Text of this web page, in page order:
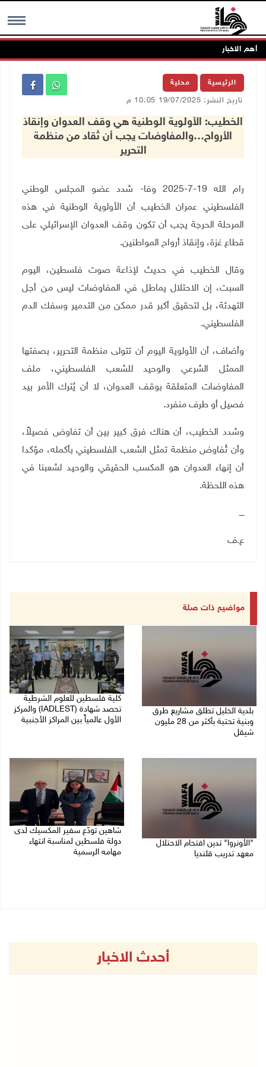
MENU أهم الاخبار
الرئيسية محلية
تاريخ النشر: 19/07/2025 10:05 م
الخطيب: الأولوية الوطنية هي وقف العدوان وإنقاذ
الأرواح…والمفاوضات يجب أن تُقاد من منظمة
التحرير
رام الله 19-7-2025 وفا- شدد عضو المجلس الوطني
الفلسطيني عمران الخطيب أن الأولوية الوطنية في هذه
المرحلة الحرجة يجب أن تكون وقف العدوان الإسرائيلي على
قطاع غزة، وإنقاذ أرواح المواطنين.
وقال الخطيب في حديث لإذاعة صوت فلسطين، اليوم
السبت، إن الاحتلال يماطل في المفاوضات ليس من أجل
التهدئة، بل لتحقيق أكبر قدر ممكن من التدمير وسفك الدم
الفلسطيني.
وأضاف، أن الأولوية اليوم أن تتولى منظمة التحرير، بصفتها
الممثل الشرعي والوحيد للشعب الفلسطيني، ملف
المفاوضات المتعلقة بوقف العدوان، لا أن يُترك الأمر بيد
فصيل أو طرف منفرد.
وشدد الخطيب، أن هناك فرق كبير بين أن تفاوض فصيلاً،
وأن تُفاوض منظمة تمثل الشعب الفلسطيني بأكمله، مؤكدا
أن إنهاء العدوان هو المكسب الحقيقي والوحيد لشعبنا في
هذه اللحظة.
ــــ
ع.ف
مواضيع ذات صلة
بلدية الخليل تطلق مشاريع طرق
وبنية تحتية بأكثر من 28 مليون
شيقل
كلية فلسطين للعلوم الشرطية
تحصد شهادة (IADLEST) والمركز
الأول عالمياً بين المراكز الأجنبية
"الأونروا" تدين اقتحام الاحتلال
معهد تدريب قلنديا
شاهين تودّع سفير المكسيك لدى
دولة فلسطين لمناسبة انتهاء
مهامه الرسمية
أحدث الاخبار